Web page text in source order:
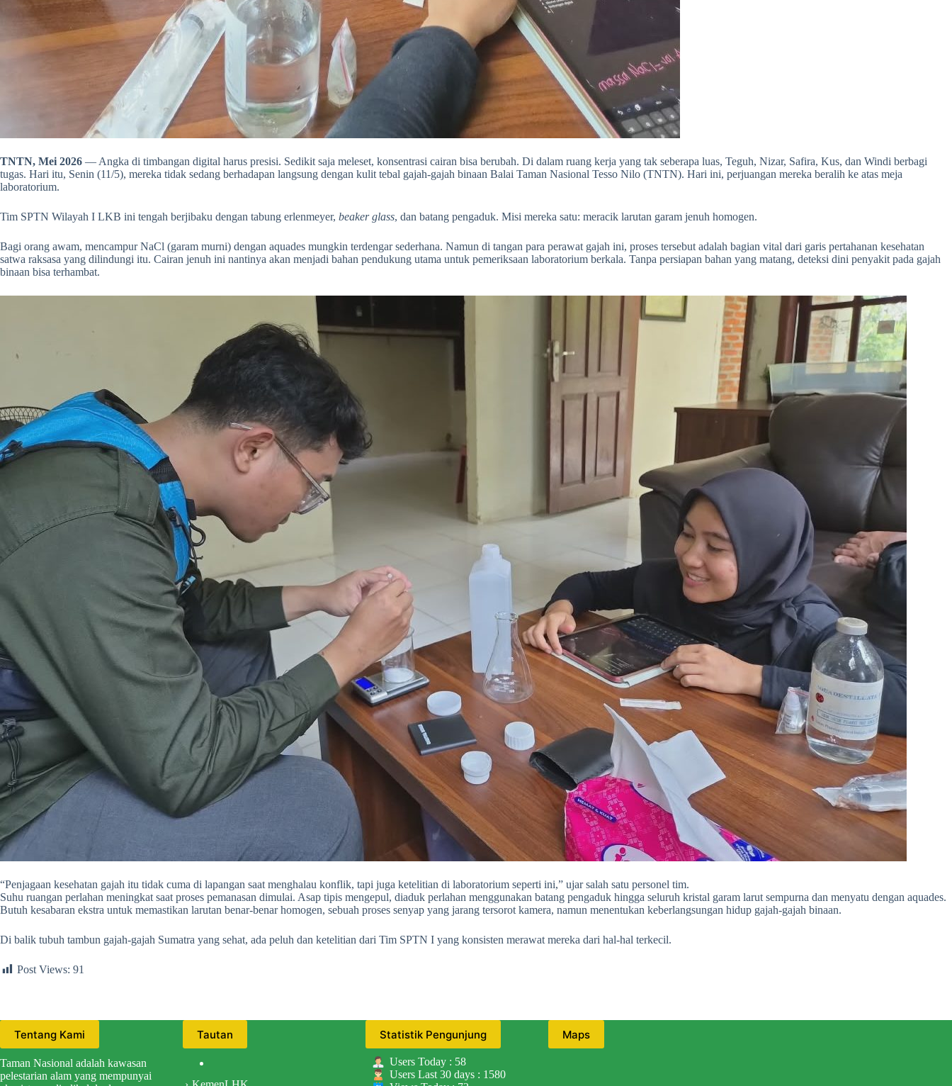
TNTN, Mei 2026 — Angka di timbangan digital harus presisi. Sedikit saja meleset, konsentrasi cairan bisa berubah. Di dalam ruang kerja yang tak seberapa luas, Teguh, Nizar, Safira, Kus, dan Windi berbagi
tugas. Hari itu, Senin (11/5), mereka tidak sedang berhadapan langsung dengan kulit tebal gajah-gajah binaan Balai Taman Nasional Tesso Nilo (TNTN). Hari ini, perjuangan mereka beralih ke atas meja
laboratorium.
Tim SPTN Wilayah I LKB ini tengah berjibaku dengan tabung erlenmeyer, beaker glass, dan batang pengaduk. Misi mereka satu: meracik larutan garam jenuh homogen.
Bagi orang awam, mencampur NaCl (garam murni) dengan aquades mungkin terdengar sederhana. Namun di tangan para perawat gajah ini, proses tersebut adalah bagian vital dari garis pertahanan kesehatan
satwa raksasa yang dilindungi itu. Cairan jenuh ini nantinya akan menjadi bahan pendukung utama untuk pemeriksaan laboratorium berkala. Tanpa persiapan bahan yang matang, deteksi dini penyakit pada gajah
binaan bisa terhambat.
“Penjagaan kesehatan gajah itu tidak cuma di lapangan saat menghalau konflik, tapi juga ketelitian di laboratorium seperti ini,” ujar salah satu personel tim.
Suhu ruangan perlahan meningkat saat proses pemanasan dimulai. Asap tipis mengepul, diaduk perlahan menggunakan batang pengaduk hingga seluruh kristal garam larut sempurna dan menyatu dengan aquades.
Butuh kesabaran ekstra untuk memastikan larutan benar-benar homogen, sebuah proses senyap yang jarang tersorot kamera, namun menentukan keberlangsungan hidup gajah-gajah binaan.
Di balik tubuh tambun gajah-gajah Sumatra yang sehat, ada peluh dan ketelitian dari Tim SPTN I yang konsisten merawat mereka dari hal-hal terkecil.
Post Views: 91
Tentang Kami
Taman Nasional adalah kawasan
pelestarian alam yang mempunyai
Tautan Statistik Pengunjung
Users Today : 58
Users Last 30 days : 1580
Maps